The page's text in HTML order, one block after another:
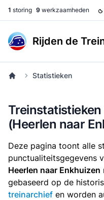
1 storing 9 werkzaamheden
Rijden de
Statistieken
(Heerlen naar
Deze pagina toont alle
punctualiteitsgegevens
Heerlen naar Enkhuizen
gebaseerd op de
treinarchief en worden